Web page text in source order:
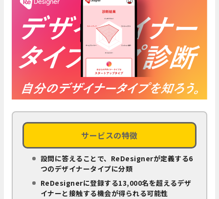
サービスの特徴
設問に答えることで、ReDesignerが定義する6
つのデザイナータイプに分類
ReDesignerに登録する13,000名を超えるデザ
イナーと接触する機会が得られる可能性